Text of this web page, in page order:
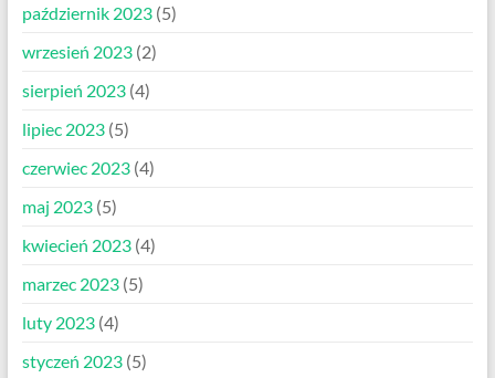
październik 2023(5)
wrzesień 2023(2)
sierpień 2023(4)
lipiec 2023(5)
czerwiec 2023(4)
maj 2023(5)
kwiecień 2023(4)
marzec 2023(5)
luty 2023(4)
styczeń 2023(5)